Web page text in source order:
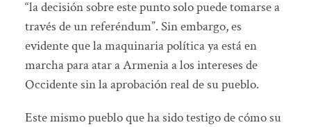
“la decisión sobre este punto solo puede tomarse a
través de un referéndum”. Sin embargo, es
evidente que la maquinaria política ya está en
marcha para atar a Armenia a los intereses de
Occidente sin la aprobación real de su pueblo.
Este mismo pueblo que ha sido testigo de cómo su